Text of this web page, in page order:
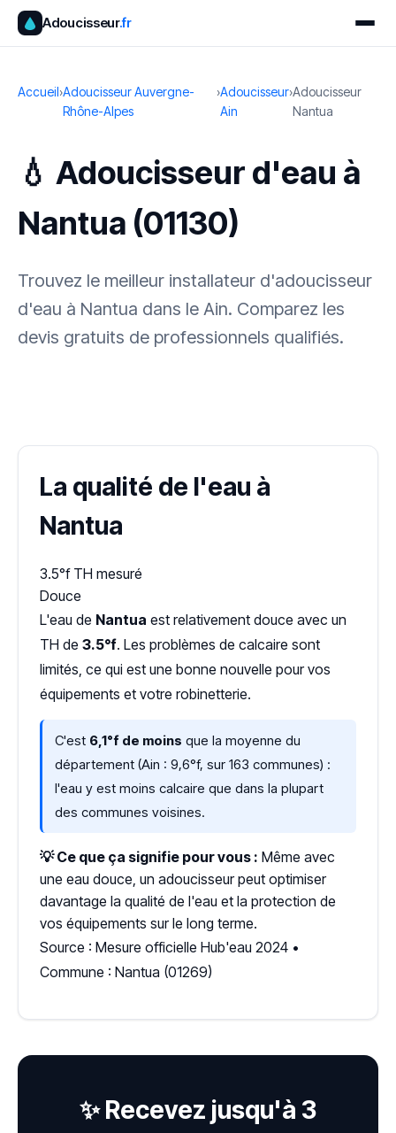
Adoucisseur.fr
Accueil›Adoucisseur Auvergne-
Rhône-Alpes
›Adoucisseur
Ain
›Adoucisseur
Nantua
💧 Adoucisseur d'eau à
Nantua (01130)
Trouvez le meilleur installateur d'adoucisseur
d'eau à Nantua dans le Ain. Comparez les
devis gratuits de professionnels qualifiés.
La qualité de l'eau à
Nantua
3.5°f TH mesuré
Douce
L'eau de Nantua est relativement douce avec un
TH de 3.5°f. Les problèmes de calcaire sont
limités, ce qui est une bonne nouvelle pour vos
équipements et votre robinetterie.
C'est 6,1°f de moins que la moyenne du
département (Ain : 9,6°f, sur 163 communes) :
l'eau y est moins calcaire que dans la plupart
des communes voisines.
💡 Ce que ça signifie pour vous : Même avec
une eau douce, un adoucisseur peut optimiser
davantage la qualité de l'eau et la protection de
vos équipements sur le long terme.
Source : Mesure officielle Hub'eau 2024 •
Commune : Nantua (01269)
✨ Recevez jusqu'à 3